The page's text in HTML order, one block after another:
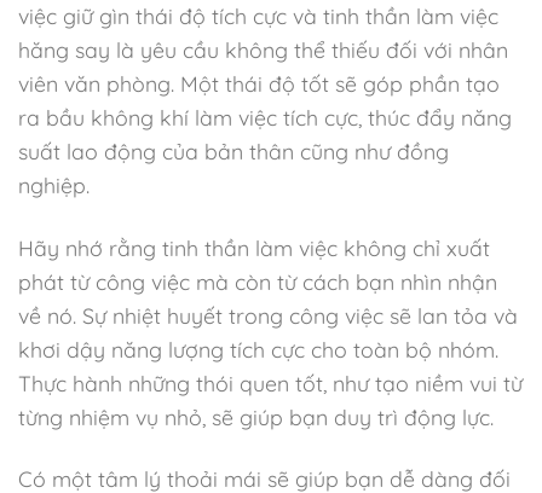
việc giữ gìn thái độ tích cực và tinh thần làm việc
hăng say là yêu cầu không thể thiếu đối với nhân
viên văn phòng. Một thái độ tốt sẽ góp phần tạo
ra bầu không khí làm việc tích cực, thúc đẩy năng
suất lao động của bản thân cũng như đồng
nghiệp.
Hãy nhớ rằng tinh thần làm việc không chỉ xuất
phát từ công việc mà còn từ cách bạn nhìn nhận
về nó. Sự nhiệt huyết trong công việc sẽ lan tỏa và
khơi dậy năng lượng tích cực cho toàn bộ nhóm.
Thực hành những thói quen tốt, như tạo niềm vui từ
từng nhiệm vụ nhỏ, sẽ giúp bạn duy trì động lực.
Có một tâm lý thoải mái sẽ giúp bạn dễ dàng đối